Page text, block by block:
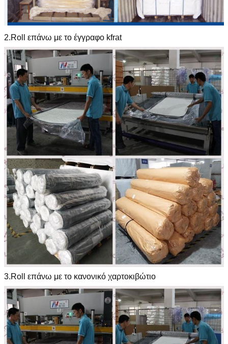
υποβολή
2.Roll επάνω με το έγγραφο kfrat
3.Roll επάνω με το κανονικό χαρτοκιβώτιο